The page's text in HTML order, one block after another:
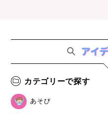
カテゴリーで探す
あそび